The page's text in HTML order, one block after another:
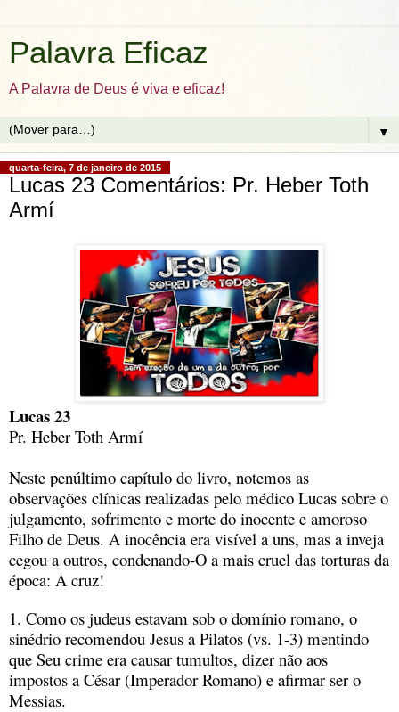
Palavra Eficaz
A Palavra de Deus é viva e eficaz!
▼
quarta-feira, 7 de janeiro de 2015
Lucas 23 Comentários: Pr. Heber Toth
Armí
Lucas 23
Pr. Heber Toth Armí
Neste penúltimo capítulo do livro, notemos as
observações clínicas realizadas pelo médico Lucas sobre o
julgamento, sofrimento e morte do inocente e amoroso
Filho de Deus. A inocência era visível a uns, mas a inveja
cegou a outros, condenando-O a mais cruel das torturas da
época: A cruz!
1. Como os judeus estavam sob o domínio romano, o
sinédrio recomendou Jesus a Pilatos (vs. 1-3) mentindo
que Seu crime era causar tumultos, dizer não aos
impostos a César (Imperador Romano) e afirmar ser o
Messias.